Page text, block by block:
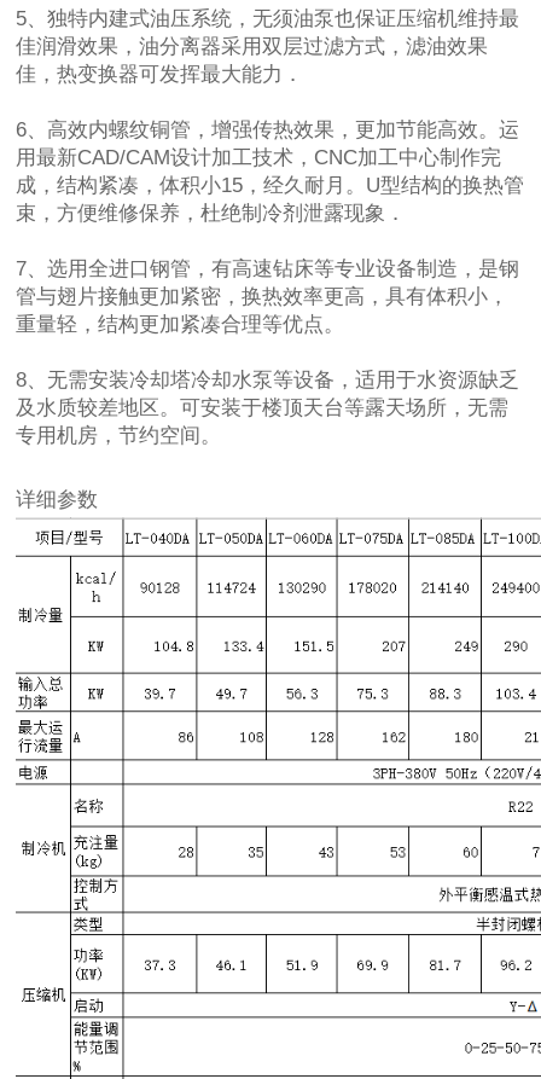
5、独特内建式油压系统，无须油泵也保证压缩机维持最
佳润滑效果，油分离器采用双层过滤方式，滤油效果
佳，热变换器可发挥最大能力．
6、高效内螺纹铜管，增强传热效果，更加节能高效。运
用最新CAD/CAM设计加工技术，CNC加工中心制作完
成，结构紧凑，体积小15，经久耐月。U型结构的换热管
束，方便维修保养，杜绝制冷剂泄露现象．
7、选用全进口钢管，有高速钻床等专业设备制造，是钢
管与翅片接触更加紧密，换热效率更高，具有体积小，
重量轻，结构更加紧凑合理等优点。
8、无需安装冷却塔冷却水泵等设备，适用于水资源缺乏
及水质较差地区。可安装于楼顶天台等露天场所，无需
专用机房，节约空间。
详细参数